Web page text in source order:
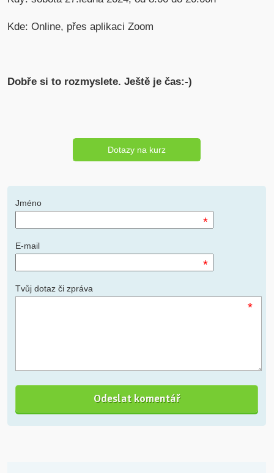
Kde: Online, přes aplikaci Zoom
Dobře si to rozmyslete. Ještě je čas:-)
Dotazy na kurz
Jméno
*
E-mail
*
Tvůj dotaz či zpráva
*